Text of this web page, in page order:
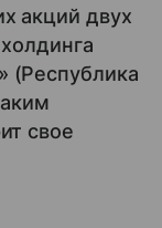
акций двух
свое